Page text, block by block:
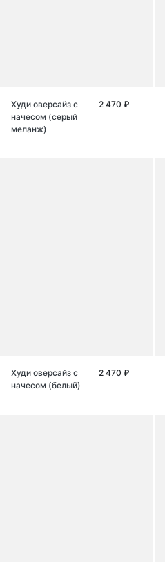
Худи оверсайз с
начесом (серый
меланж)
2 470 ₽
Худи оверсайз с
начесом (белый)
2 470 ₽